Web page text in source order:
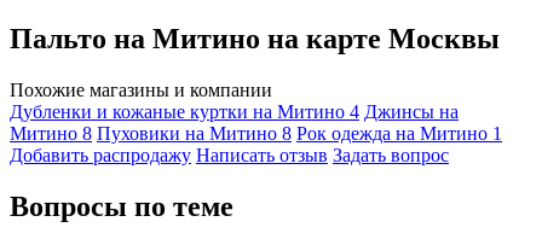
Пальто на Митино на карте Москвы
Похожие магазины и компании
Дубленки и кожаные куртки на Митино 4 Джинсы на
Митино 8 Пуховики на Митино 8 Рок одежда на Митино 1
Добавить раcпродажу Написать отзыв Задать вопрос
Вопросы по теме